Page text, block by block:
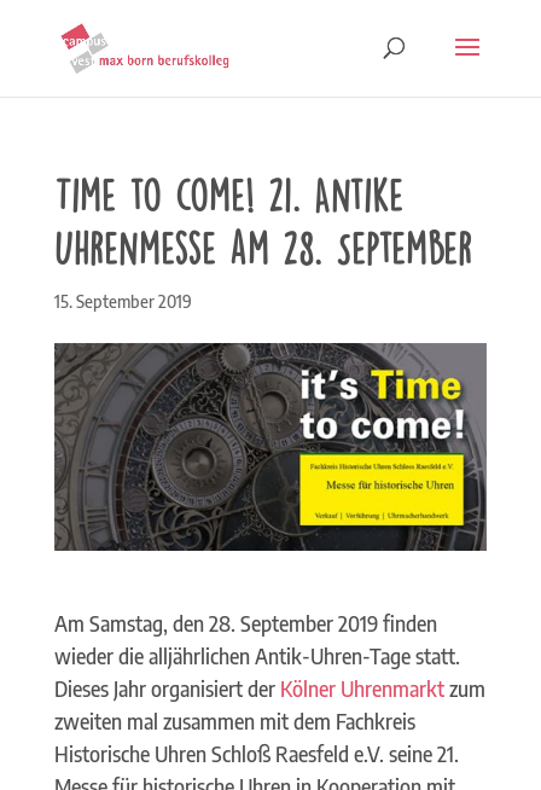
Time to come! 21. Antike
Uhrenmesse am 28. September
15. September 2019
Am Samstag, den 28. September 2019 finden
wieder die alljährlichen Antik-Uhren-Tage statt.
Dieses Jahr organisiert der Kölner Uhrenmarktzum
zweiten mal zusammen mit dem Fachkreis
Historische Uhren Schloß Raesfeld e.V. seine 21.